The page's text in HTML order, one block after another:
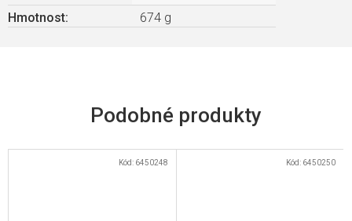
Hmotnost: 674 g
Kód: 6450248 Kód: 6450250